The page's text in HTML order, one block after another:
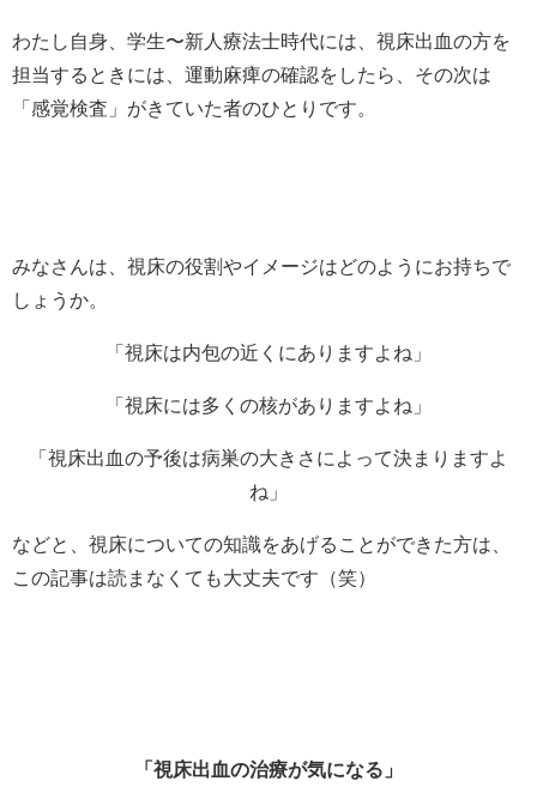
わたし自身、学生〜新人療法士時代には、視床出血の方を
担当するときには、運動麻痺の確認をしたら、その次は
「感覚検査」がきていた者のひとりです。
みなさんは、視床の役割やイメージはどのようにお持ちで
しょうか。
「視床は内包の近くにありますよね」
「視床には多くの核がありますよね」
「視床出血の予後は病巣の大きさによって決まりますよ
ね」
などと、視床についての知識をあげることができた方は、
この記事は読まなくても大丈夫です（笑）
「視床出血の治療が気になる」